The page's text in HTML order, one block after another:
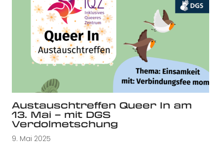
Austauschtreffen Queer In am
13. Mai – mit DGS
Verdolmetschung
9. Mai 2025